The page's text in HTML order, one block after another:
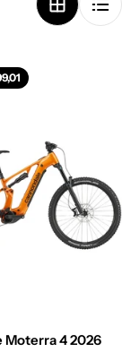
Moterra 4 2026